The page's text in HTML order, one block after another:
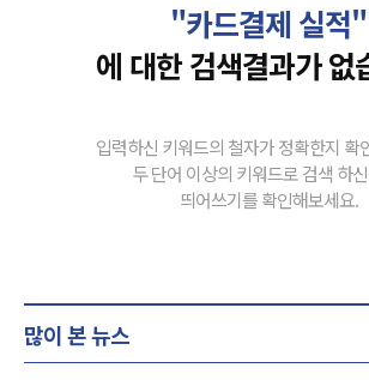
"카드결제 실적"
에 대한 검색결과가 없
입력하신 키워드의 철자가 정확한지 확
두 단어 이상의 키워드로 검색 하
띄어쓰기를 확인해보세요.
많이 본 뉴스